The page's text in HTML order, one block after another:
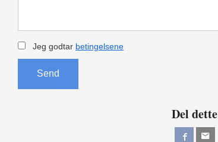
Jeg godtar betingelsene
Send
Del dette